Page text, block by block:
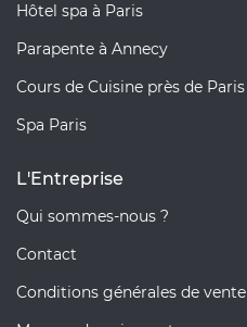
Hôtel spa à Paris
Parapente à Annecy
Cours de Cuisine près de Paris
Spa Paris
L'Entreprise
Qui sommes-nous ?
Contact
Conditions générales de vente